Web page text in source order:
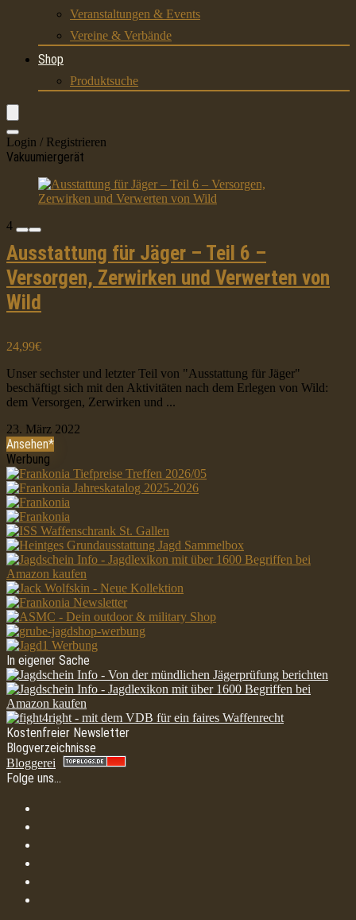
Veranstaltungen & Events
Vereine & Verbände
Shop
Produktsuche
Login / Registrieren
Vakuumiergerät
4
Ausstattung für Jäger – Teil 6 –
Versorgen, Zerwirken und Verwerten von
Wild
24,99€
Unser sechster und letzter Teil von "Ausstattung für Jäger"
beschäftigt sich mit den Aktivitäten nach dem Erlegen von Wild:
dem Versorgen, Zerwirken und ...
23. März 2022
Ansehen*
Werbung
In eigener Sache
Kostenfreier Newsletter
Blogverzeichnisse
Bloggerei
Folge uns…